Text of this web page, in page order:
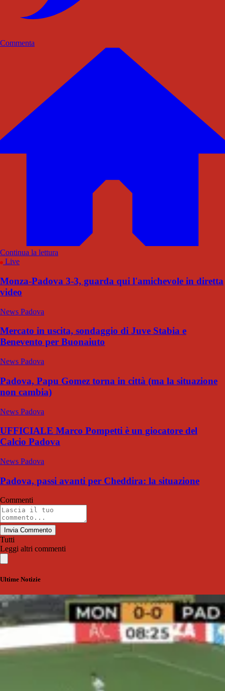
Commenta
Continua la lettura
Live
Monza-Padova 3-3, guarda qui l'amichevole in diretta
video
News Padova
Mercato in uscita, sondaggio di Juve Stabia e
Benevento per Buonaiuto
News Padova
Padova, Papu Gomez torna in città (ma la situazione
non cambia)
News Padova
UFFICIALE Marco Pompetti è un giocatore del
Calcio Padova
News Padova
Padova, passi avanti per Cheddira: la situazione
Commenti
Invia Commento
Tutti
Leggi altri commenti
Ultime Notizie